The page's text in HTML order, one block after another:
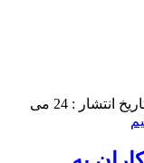
تاریخ انتشار : 24 می